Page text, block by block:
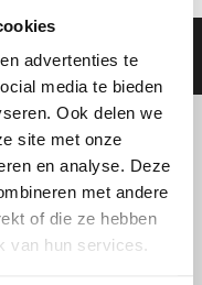
advertenties te
media te bieden
Ook delen we
site met onze
en analyse. Deze
met andere
of die ze hebben
van hun services.
|Privacy Beleid